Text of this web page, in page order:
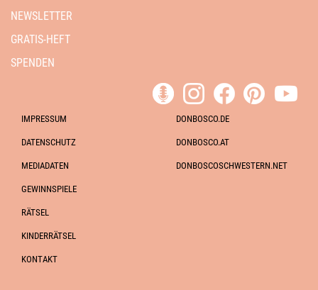
NEWSLETTER
GRATIS-HEFT
SPENDEN
IMPRESSUM
DATENSCHUTZ
MEDIADATEN
GEWINNSPIELE
RÄTSEL
KINDERRÄTSEL
KONTAKT
DONBOSCO.DE
DONBOSCO.AT
DONBOSCOSCHWESTERN.NET